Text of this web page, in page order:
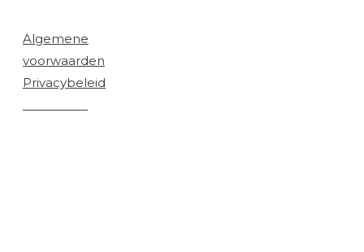
Algemene
voorwaarden
Privacybeleid